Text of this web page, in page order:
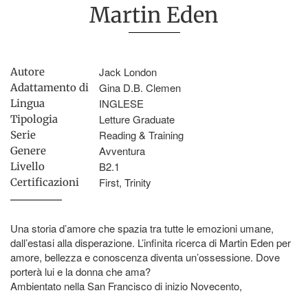
Martin Eden
Autore Jack London
Adattamento di Gina D.B. Clemen
Lingua INGLESE
Tipologia Letture Graduate
Serie Reading & Training
Genere Avventura
Livello B2.1
Certificazioni First, Trinity
Una storia d’amore che spazia tra tutte le emozioni umane,
dall’estasi alla disperazione. L’infinita ricerca di Martin Eden per
amore, bellezza e conoscenza diventa un’ossessione. Dove
porterà lui e la donna che ama?
Ambientato nella San Francisco di inizio Novecento,